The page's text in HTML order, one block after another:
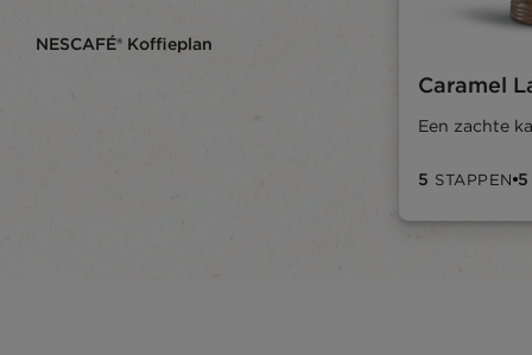
NESCAFÉ® Koffieplan
Caramel
Een zachte
5 STAPPEN 5